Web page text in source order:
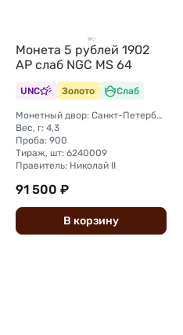
Монета 5 рублей 1902
АР слаб NGC MS 64
UNC Золото Слаб
Монетный двор: Санкт-Петербургский монетный двор
Вес, г: 4,3
Проба: 900
Тираж, шт: 6240009
Правитель: Николай II
91 500 ₽
В корзину